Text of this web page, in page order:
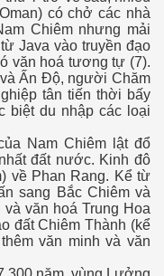
có chở các nhà
Chiêm nhưng mải
Java vào truyền đạo
văn hoá tương tự (7).
Ấn Độ, người Chăm
tân tiến thời bấy
biệt du nhập các loại
Nam Chiêm lật đổ
đất nước. Kinh đô
về Phan Rang. Kể từ
sang Bắc Chiêm và
văn hoá Trung Hoa
đất Chiêm Thành (kể
văn minh và văn